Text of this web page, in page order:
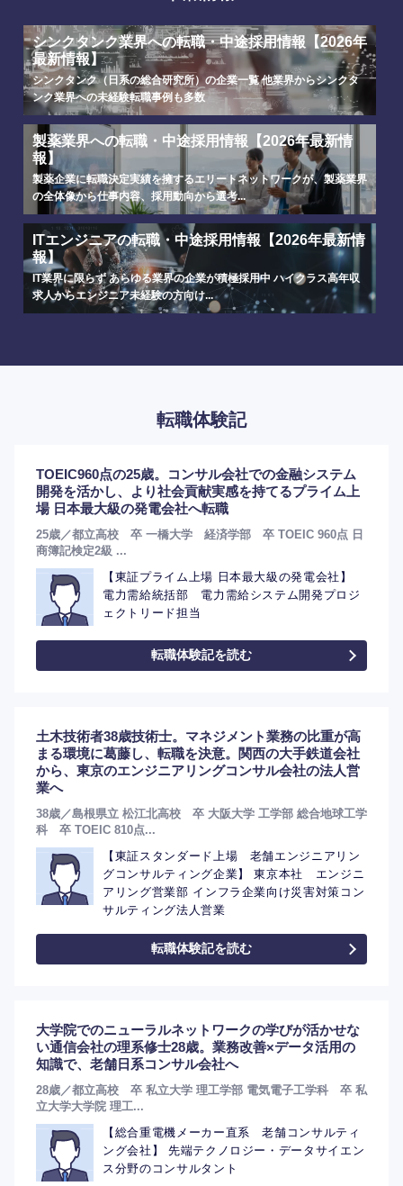
選択する
選択する
選択する
選択する
シンクタンク業界への転職・中途採用情報【2026年
最新情報】
シンクタンク（日系の総合研究所）の企業一覧 他業界からシンクタ
ンク業界への未経験転職事例も多数
製薬業界への転職・中途採用情報【2026年最新情
報】
製薬企業に転職決定実績を擁するエリートネットワークが、製薬業界
の全体像から仕事内容、採用動向から選考...
ITエンジニアの転職・中途採用情報【2026年最新情
報】
IT業界に限らず あらゆる業界の企業が積極採用中 ハイクラス高年収
求人からエンジニア未経験の方向け...
転職体験記
TOEIC960点の25歳。コンサル会社での金融システム
開発を活かし、より社会貢献実感を持てるプライム上
場 日本最大級の発電会社へ転職
25歳／都立高校 卒 一橋大学 経済学部 卒 TOEIC 960点 日
商簿記検定2級 ...
【東証プライム上場 日本最大級の発電会社】
電力需給統括部 電力需給システム開発プロジ
ェクトリード担当
転職体験記を読む
土木技術者38歳技術士。マネジメント業務の比重が高
まる環境に葛藤し、転職を決意。関西の大手鉄道会社
から、東京のエンジニアリングコンサル会社の法人営
業へ
38歳／島根県立 松江北高校 卒 大阪大学 工学部 総合地球工学
科 卒 TOEIC 810点...
【東証スタンダード上場 老舗エンジニアリン
グコンサルティング企業】 東京本社 エンジニ
アリング営業部 インフラ企業向け災害対策コン
サルティング法人営業
転職体験記を読む
大学院でのニューラルネットワークの学びが活かせな
い通信会社の理系修士28歳。業務改善×データ活用の
知識で、老舗日系コンサル会社へ
28歳／都立高校 卒 私立大学 理工学部 電気電子工学科 卒 私
立大学大学院 理工...
【総合重電機メーカー直系 老舗コンサルティ
ング会社】 先端テクノロジー・データサイエン
ス分野のコンサルタント